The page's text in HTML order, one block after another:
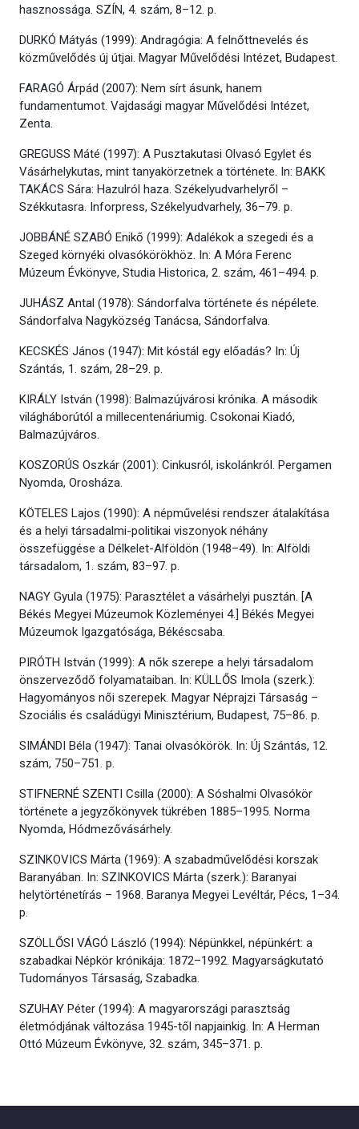
hasznossága. SZÍN, 4. szám, 8–12. p.
DURKÓ Mátyás (1999): Andragógia: A felnőttnevelés és
közművelődés új útjai. Magyar Művelődési Intézet, Budapest.
FARAGÓ Árpád (2007): Nem sírt ásunk, hanem
fundamentumot. Vajdasági magyar Művelődési Intézet,
Zenta.
GREGUSS Máté (1997): A Pusztakutasi Olvasó Egylet és
Vásárhelykutas, mint tanyakörzetnek a története. In: BAKK
TAKÁCS Sára: Hazulról haza. Székelyudvarhelyről –
Székkutasra. Inforpress, Székelyudvarhely, 36–79. p.
JOBBÁNÉ SZABÓ Enikő (1999): Adalékok a szegedi és a
Szeged környéki olvasókörökhöz. In: A Móra Ferenc
Múzeum Évkönyve, Studia Historica, 2. szám, 461–494. p.
JUHÁSZ Antal (1978): Sándorfalva története és népélete.
Sándorfalva Nagyközség Tanácsa, Sándorfalva.
KECSKÉS János (1947): Mit kóstál egy előadás? In: Új
Szántás, 1. szám, 28–29. p.
KIRÁLY István (1998): Balmazújvárosi krónika. A második
világháborútól a millecentenáriumig. Csokonai Kiadó,
Balmazújváros.
KOSZORÚS Oszkár (2001): Cinkusról, iskolánkról. Pergamen
Nyomda, Orosháza.
KÖTELES Lajos (1990): A népművelési rendszer átalakítása
és a helyi társadalmi-politikai viszonyok néhány
összefüggése a Délkelet-Alföldön (1948–49). In: Alföldi
társadalom, 1. szám, 83–97. p.
NAGY Gyula (1975): Parasztélet a vásárhelyi pusztán. [A
Békés Megyei Múzeumok Közleményei 4.] Békés Megyei
Múzeumok Igazgatósága, Békéscsaba.
PIRÓTH István (1999): A nők szerepe a helyi társadalom
önszerveződő folyamataiban. In: KÜLLŐS Imola (szerk.):
Hagyományos női szerepek. Magyar Néprajzi Társaság –
Szociális és családügyi Minisztérium, Budapest, 75–86. p.
SIMÁNDI Béla (1947): Tanai olvasókörök. In: Új Szántás, 12.
szám, 750–751. p.
STIFNERNÉ SZENTI Csilla (2000): A Sóshalmi Olvasókör
története a jegyzőkönyvek tükrében 1885–1995. Norma
Nyomda, Hódmezővásárhely.
SZINKOVICS Márta (1969): A szabadművelődési korszak
Baranyában. In: SZINKOVICS Márta (szerk.): Baranyai
helytörténetírás – 1968. Baranya Megyei Levéltár, Pécs, 1–34.
p.
SZÖLLŐSI VÁGÓ László (1994): Népünkkel, népünkért: a
szabadkai Népkör krónikája: 1872–1992. Magyarságkutató
Tudományos Társaság, Szabadka.
SZUHAY Péter (1994): A magyarországi parasztság
életmódjának változása 1945-től napjainkig. In: A Herman
Ottó Múzeum Évkönyve, 32. szám, 345–371. p.